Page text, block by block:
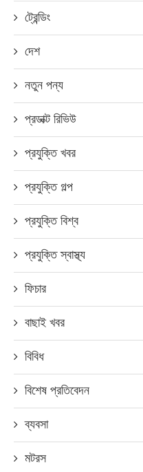
ট্রেন্ডিং
দেশ
নতুন পন্য
প্রডাক্ট রিভিউ
প্রযুক্তি খবর
প্রযুক্তি গল্প
প্রযুক্তি বিশ্ব
প্রযুক্তি স্বাস্থ্য
ফিচার
বাছাই খবর
বিবিধ
বিশেষ প্রতিবেদন
ব্যবসা
মটরস